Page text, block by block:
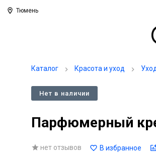
Тюмень
Каталог Красота и уход
Нет в наличии
Парфюмерный
нет отзывов В избранное